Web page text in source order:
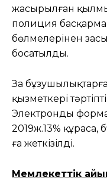
жасырылған
полиция
бөлмелерінен
босатылды.
Заң
қызметкері
Электронды
2019ж.13% құраса,
ға жеткізілді.
Мемлекеттік